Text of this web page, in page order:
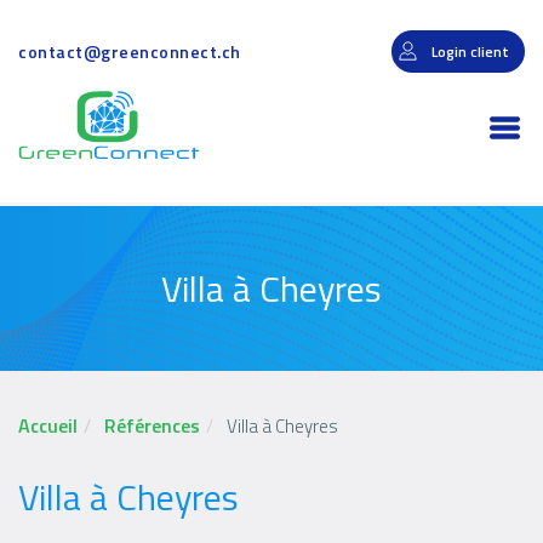
contenu
contact@greenconnect.ch Login client
Villa à Cheyres
Accueil Références Villa à Cheyres
Villa à Cheyres